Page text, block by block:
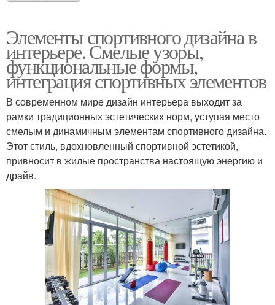
Элементы спортивного дизайна в
интерьере. Смелые узоры,
функциональные формы,
интеграция спортивных элементов
В современном мире дизайн интерьера выходит за
рамки традиционных эстетических норм, уступая место
смелым и динамичным элементам спортивного дизайна.
Этот стиль, вдохновленный спортивной эстетикой,
привносит в жилые пространства настоящую энергию и
драйв.